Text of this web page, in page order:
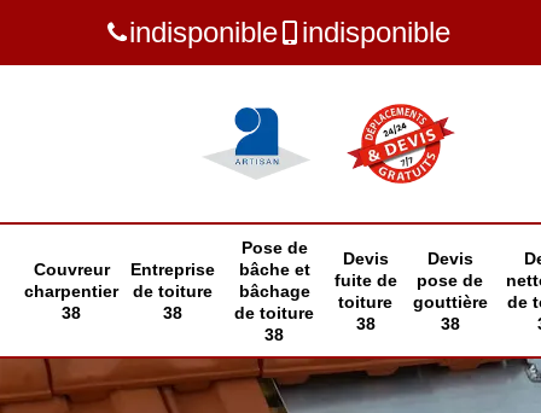
indisponible indisponible
Couvreur
charpentier
38
Entreprise
de toiture
38
Pose de
bâche et
bâchage
de toiture
38
Devis
fuite de
toiture
38
Devis
pose de
gouttière
38
de